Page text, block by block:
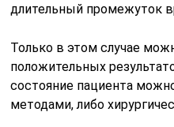
длительный промежуток
Только в этом случае
положительных
состояние пациента
методами, либо